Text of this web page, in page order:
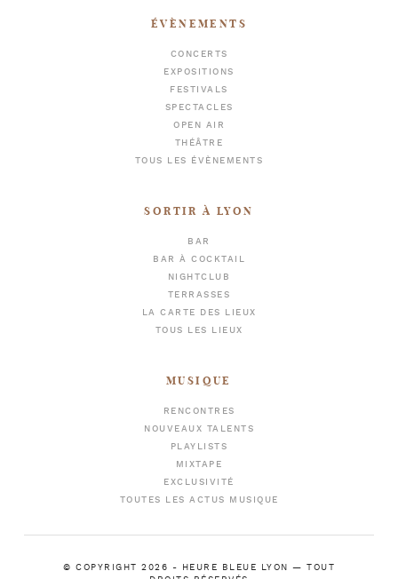
ÉVÈNEMENTS
CONCERTS
EXPOSITIONS
FESTIVALS
SPECTACLES
OPEN AIR
THÉÂTRE
TOUS LES ÉVÈNEMENTS
SORTIR À LYON
BAR
BAR À COCKTAIL
NIGHTCLUB
TERRASSES
LA CARTE DES LIEUX
TOUS LES LIEUX
MUSIQUE
RENCONTRES
NOUVEAUX TALENTS
PLAYLISTS
MIXTAPE
EXCLUSIVITÉ
TOUTES LES ACTUS MUSIQUE
© COPYRIGHT 2026 - HEURE BLEUE LYON — TOUT